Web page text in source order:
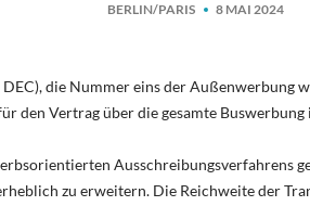
BERLIN/PARIS 8 MAI 2024
DEC), die Nummer eins der Außenwerbung
den Vertrag über die gesamte
Ausschreibungsverfahrens
zu erweitern. Die Reichweite der